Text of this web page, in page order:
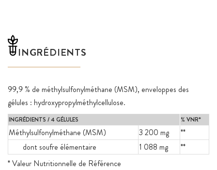
INGRÉDIENTS
99,9 % de méthylsulfonylméthane (MSM), enveloppes des
gélules : hydroxypropylméthylcellulose.
INGRÉDIENTS / 4 GÉLULES % VNR*
Méthylsulfonylméthane (MSM) 3 200 mg
**
dont soufre élémentaire
1 088 mg
**
* Valeur Nutritionnelle de Référence